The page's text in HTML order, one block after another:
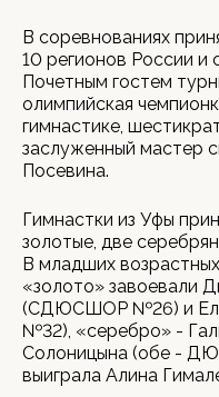
В соревнованиях
10 регионов России и
Почетным гостем
олимпийская
гимнастике,
заслуженный мастер
Посевина.
Гимнастки из Уфы
золотые, две
В младших
«золото» завоевали
(СДЮСШОР №26) и
№32), «серебро» -
Солоницына (обе -
выиграла Алина